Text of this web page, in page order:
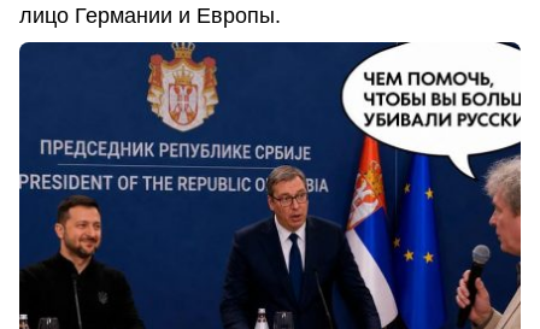
лицо Германии и Европы.